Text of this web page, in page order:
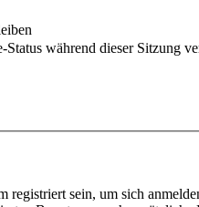
während dieser Sitzung
registriert sein, um sich